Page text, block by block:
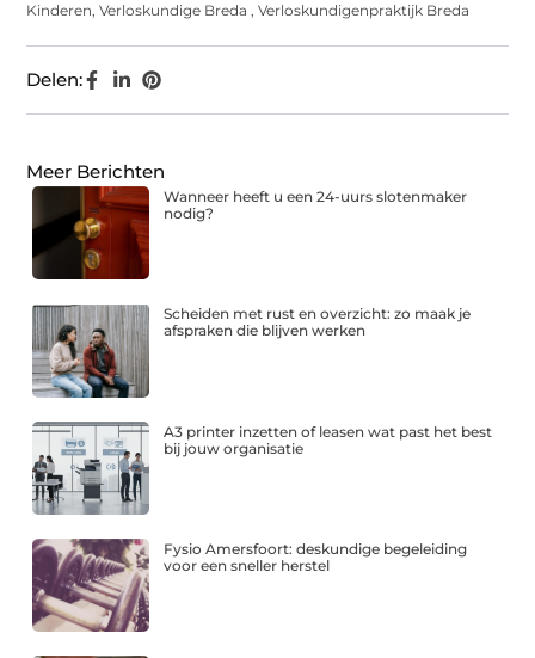
Kinderen,Verloskundige Breda ,Verloskundigenpraktijk Breda
Delen:
Meer Berichten
Wanneer heeft u een 24-uurs slotenmaker
nodig?
Scheiden met rust en overzicht: zo maak je
afspraken die blijven werken
A3 printer inzetten of leasen wat past het best
bij jouw organisatie
Fysio Amersfoort: deskundige begeleiding
voor een sneller herstel